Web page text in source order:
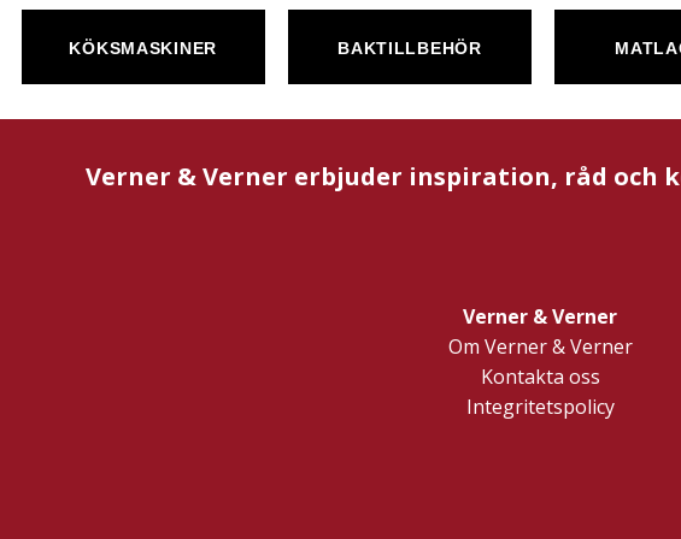
KÖKSMASKINER BAKTILLBEHÖR
Verner & Verner erbjuder inspiration, råd och
Verner & Verner
Om Verner & Verner
Kontakta oss
Integritetspolicy